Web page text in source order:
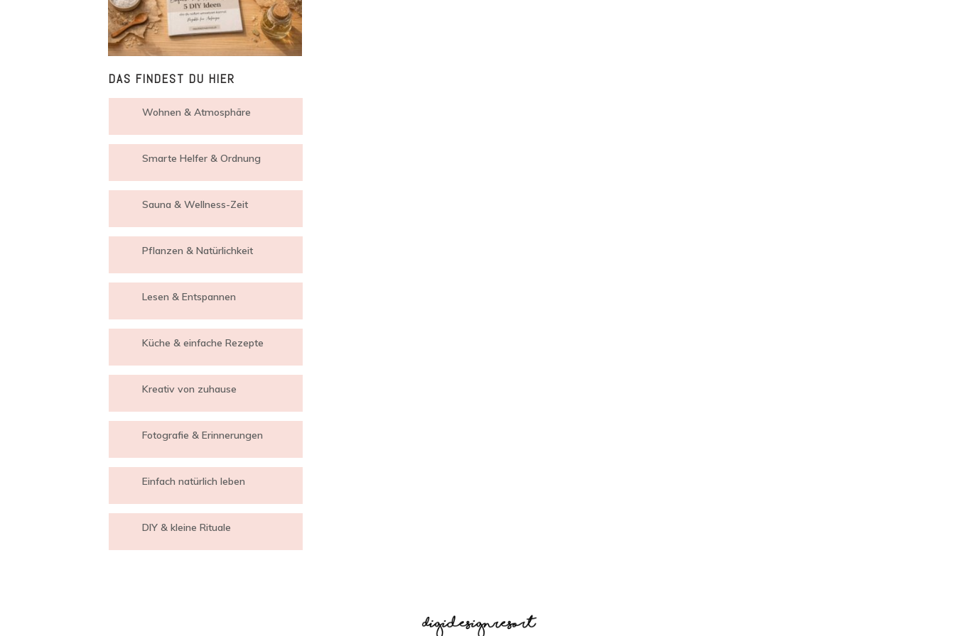
DAS FINDEST DU HIER
Wohnen & Atmosphäre
Smarte Helfer & Ordnung
Sauna & Wellness-Zeit
Pflanzen & Natürlichkeit
Lesen & Entspannen
Küche & einfache Rezepte
Kreativ von zuhause
Fotografie & Erinnerungen
Einfach natürlich leben
DIY & kleine Rituale